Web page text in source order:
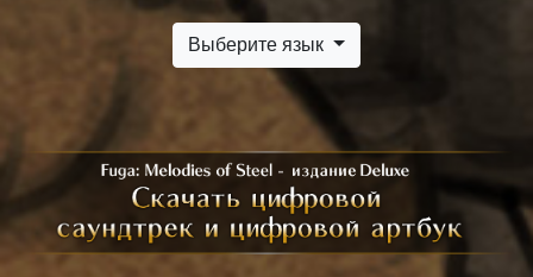
Выберите язык